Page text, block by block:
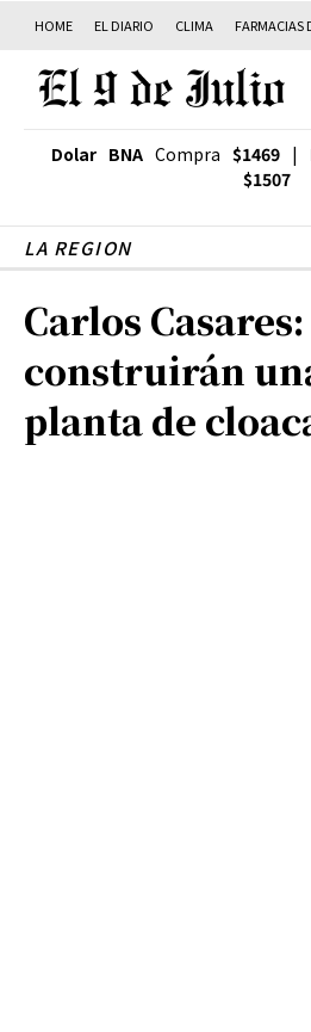
HOME EL DIARIO CLIMA FARMACIAS
Dolar BNA Compra $1469 |
$1507
LA REGION
Carlos Casares:
construirán
planta de